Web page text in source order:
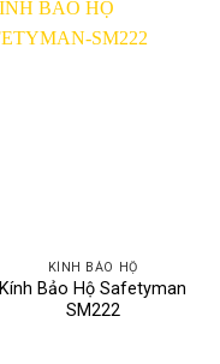
KÍNH BẢO HỘ
Kính Bảo Hộ Safetyman
SM222